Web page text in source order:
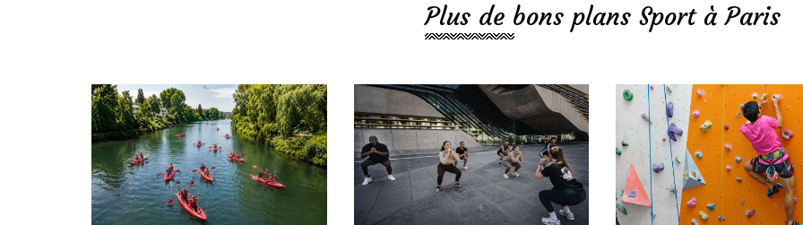
Plus de bons plans Sport à Paris